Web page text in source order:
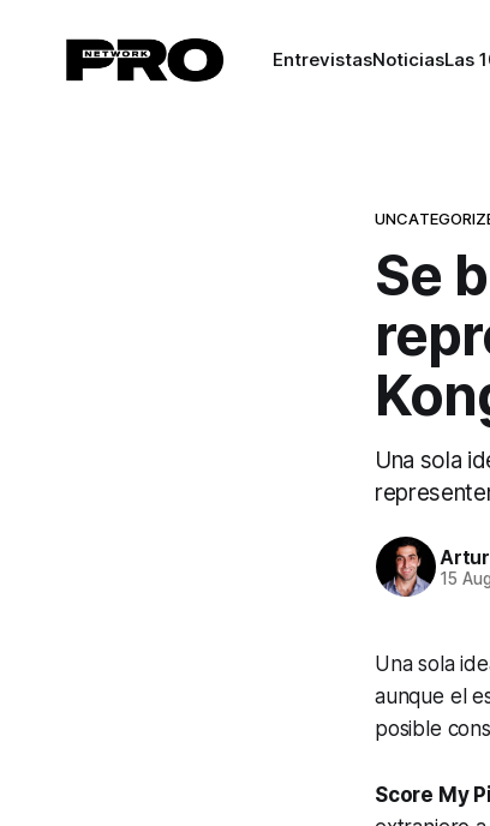
EntrevistasNoticiasLas
Se
Una sola
15
Una sola
aunque el
posible
Score My